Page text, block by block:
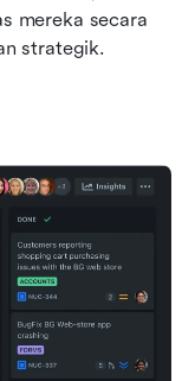
mereka secara
strategik.